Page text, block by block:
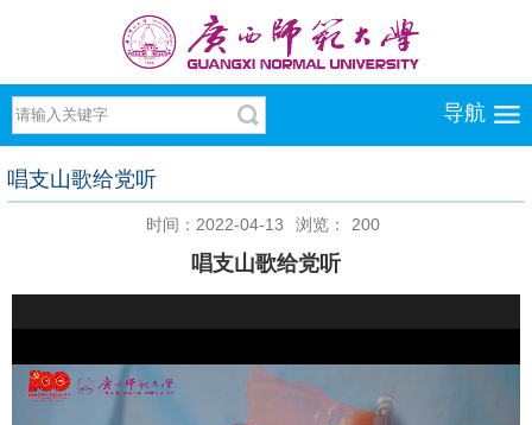
导航
唱支山歌给党听
时间：2022-04-13 浏览： 200
唱支山歌给党听